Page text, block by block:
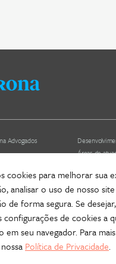
Advogados
Áreas de
e Privacidade
Contato
Newsletter
a gente!
cookies para melhorar sua
analisar o uso de nosso
de forma segura. Se
configurações de cookies a
em seu navegador. Para
Política de Privacidade.